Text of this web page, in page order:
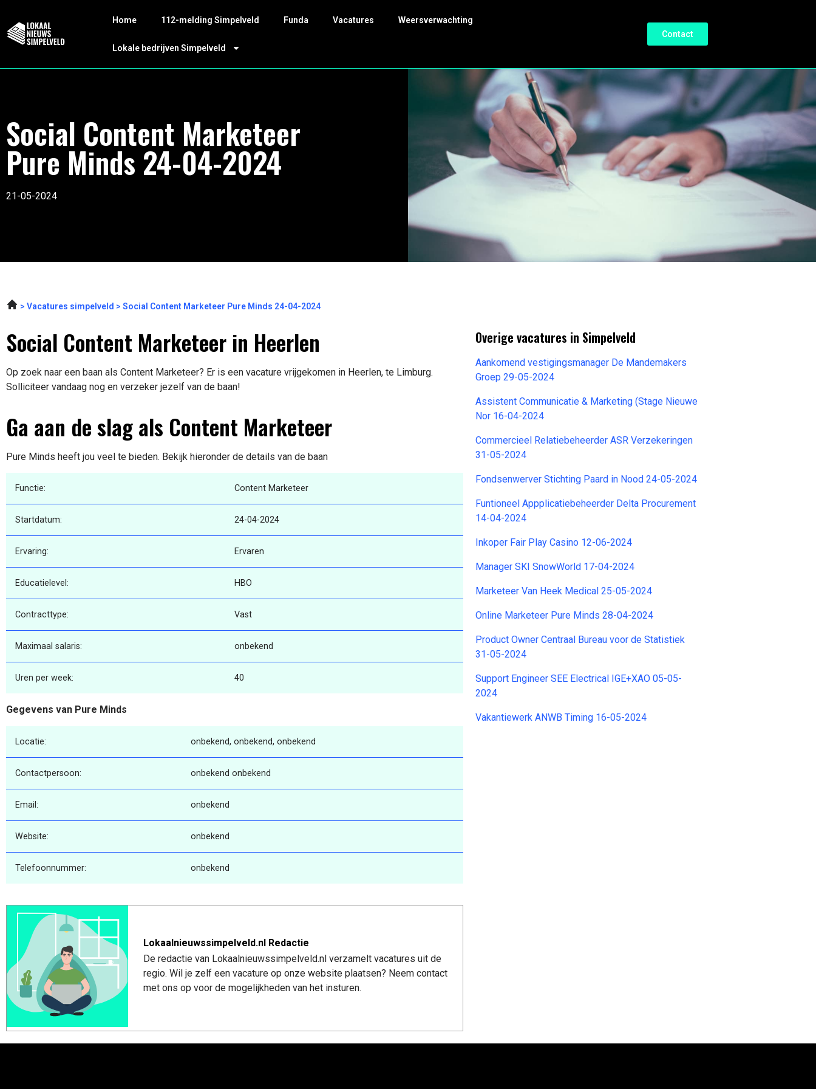
Home 112-melding Simpelveld Funda Vacatures Weersverwachting
Lokale bedrijven Simpelveld
Contact
Social Content Marketeer
Pure Minds 24-04-2024
21-05-2024
Vacatures simpelveld Social Content Marketeer Pure Minds 24-04-2024
Social Content Marketeer in Heerlen
Op zoek naar een baan als Content Marketeer? Er is een vacature vrijgekomen in Heerlen, te Limburg.
Solliciteer vandaag nog en verzeker jezelf van de baan!
Ga aan de slag als Content Marketeer
Pure Minds heeft jou veel te bieden. Bekijk hieronder de details van de baan
Functie: Content Marketeer
Startdatum: 24-04-2024
Ervaring: Ervaren
Educatielevel: HBO
Contracttype: Vast
Maximaal salaris: onbekend
Uren per week: 40
Gegevens van Pure Minds
Locatie: onbekend, onbekend, onbekend
Contactpersoon: onbekend onbekend
Email: onbekend
Website: onbekend
Telefoonnummer: onbekend
Lokaalnieuwssimpelveld.nl Redactie
De redactie van Lokaalnieuwssimpelveld.nl verzamelt vacatures uit de
regio. Wil je zelf een vacature op onze website plaatsen? Neem contact
met ons op voor de mogelijkheden van het insturen.
Overige vacatures in Simpelveld
Aankomend vestigingsmanager De Mandemakers
Groep 29-05-2024
Assistent Communicatie & Marketing (Stage Nieuwe
Nor 16-04-2024
Commercieel Relatiebeheerder ASR Verzekeringen
31-05-2024
Fondsenwerver Stichting Paard in Nood 24-05-2024
Funtioneel Appplicatiebeheerder Delta Procurement
14-04-2024
Inkoper Fair Play Casino 12-06-2024
Manager SKI SnowWorld 17-04-2024
Marketeer Van Heek Medical 25-05-2024
Online Marketeer Pure Minds 28-04-2024
Product Owner Centraal Bureau voor de Statistiek
31-05-2024
Support Engineer SEE Electrical IGE+XAO 05-05-
2024
Vakantiewerk ANWB Timing 16-05-2024